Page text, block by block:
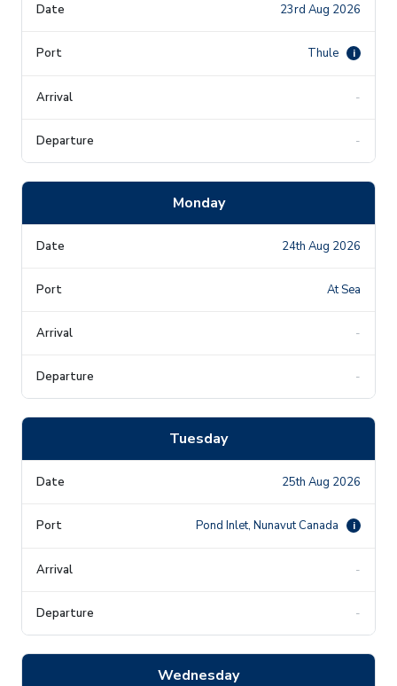
23rd Aug 2026
Thule i
-
-
Monday
24th Aug 2026
At Sea
-
-
Tuesday
25th Aug 2026
Pond Inlet, Nunavut Canada i
-
-
Wednesday